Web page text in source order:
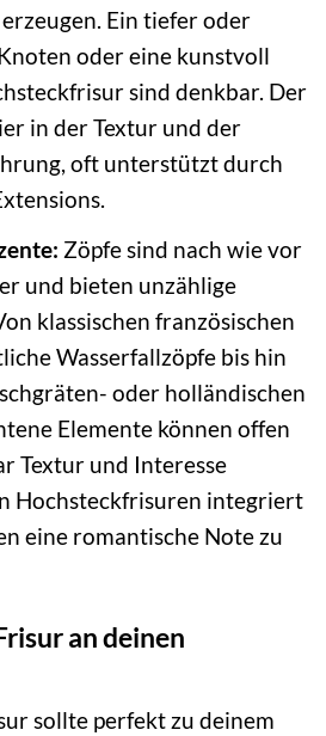
Ein tiefer oder
oder eine kunstvoll
sind denkbar. Der
in der Textur und der
oft unterstützt durch
Zöpfe sind nach wie vor
und bieten unzählige
klassischen französischen
Wasserfallzöpfe bis hin
oder holländischen
Elemente können offen
Textur und Interesse
Hochsteckfrisuren integriert
eine romantische Note zu
an deinen
sollte perfekt zu deinem